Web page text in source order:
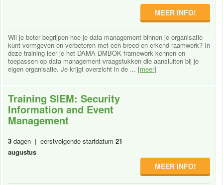
MEER INFO!
Wil je beter begrijpen hoe je data management binnen je organisatie
kunt vormgeven en verbeteren met een breed en erkend raamwerk? In
deze training leer je het DAMA-DMBOK framework kennen en
toepassen op data management-vraagstukken die aansluiten bij je
eigen organisatie. Je krijgt overzicht in de ... [meer]
Training SIEM: Security
Information and Event
Management
3 dagen | eerstvolgende startdatum 21
augustus
MEER INFO!